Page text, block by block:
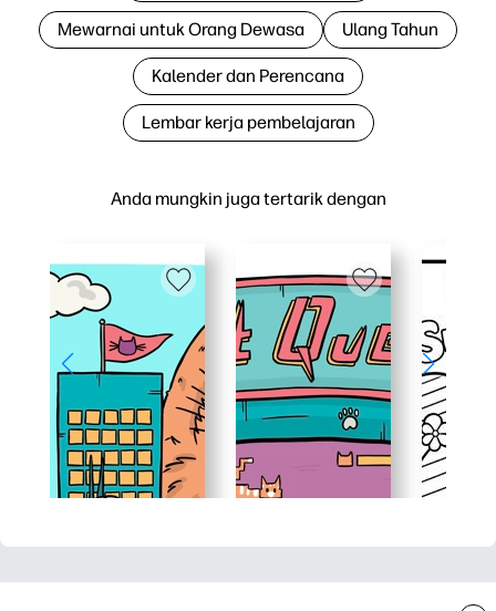
Anda mungkin juga tertarik dengan
Mewarnai untuk Orang Dewasa Ulang Tahun
Kalender dan Perencana
Lembar kerja pembelajaran